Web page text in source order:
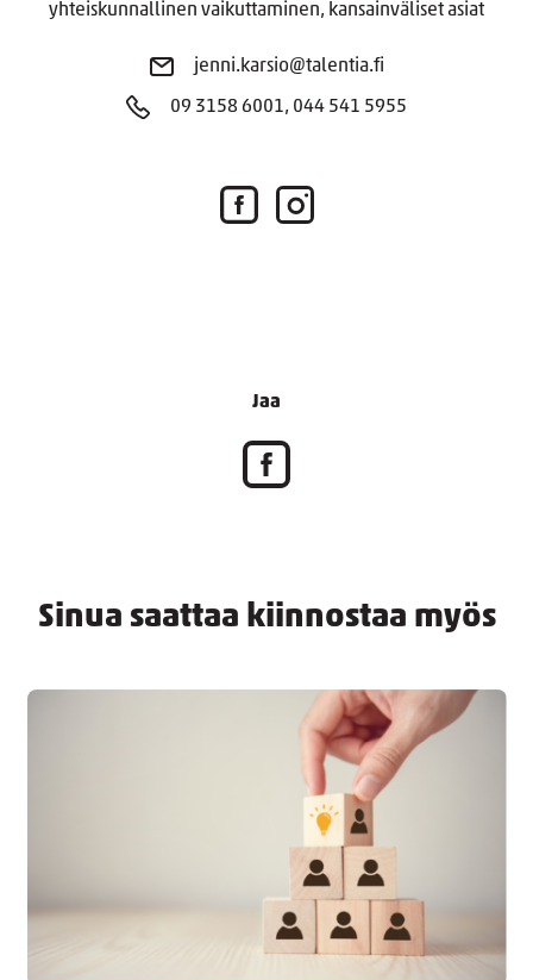
yhteiskunnallinen vaikuttaminen, kansainväliset asiat
jenni.karsio@talentia.fi
09 3158 6001, 044 541 5955
Jaa
Sinua saattaa kiinnostaa myös